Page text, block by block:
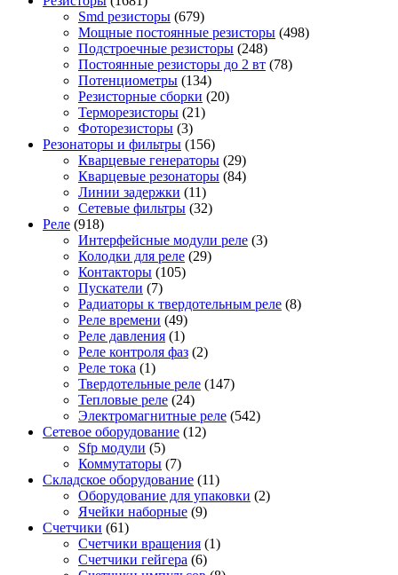
Smd резисторы (679)
Мощные постоянные резисторы (498)
Подстроечные резисторы (248)
Постоянные резисторы до 2 вт (78)
Потенциометры (134)
Резисторные сборки (20)
Терморезисторы (21)
Фоторезисторы (3)
Резонаторы и фильтры (156)
Кварцевые генераторы (29)
Кварцевые резонаторы (84)
Линии задержки (11)
Сетевые фильтры (32)
Реле (918)
Интерфейсные модули реле (3)
Колодки для реле (29)
Контакторы (105)
Пускатели (7)
Радиаторы к твердотельным реле (8)
Реле времени (49)
Реле давления (1)
Реле контроля фаз (2)
Реле тока (1)
Твердотельные реле (147)
Тепловые реле (24)
Электромагнитные реле (542)
Сетевое оборудование (12)
Sfp модули (5)
Коммутаторы (7)
Складское оборудование (11)
Оборудование для упаковки (2)
Ячейки наборные (9)
Счетчики (61)
Счетчики вращения (1)
Счетчики гейгера (6)